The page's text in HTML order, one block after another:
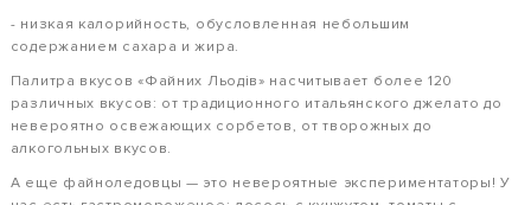
- низкая калорийность, обусловленная небольшим
содержанием сахара и жира.
Палитра вкусов «Файних Льодів» насчитывает более 120
различных вкусов: от традиционного итальянского джелато до
невероятно освежающих сорбетов, от творожных до
алкогольных вкусов.
А еще файноледовцы — это невероятные экспериментаторы! У